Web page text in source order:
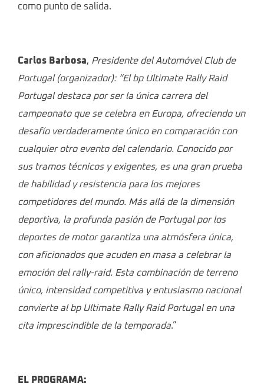
como punto de salida.
Carlos Barbosa, Presidente del Automóvel Club de
Portugal (organizador): “El bp Ultimate Rally Raid
Portugal destaca por ser la única carrera del
campeonato que se celebra en Europa, ofreciendo un
desafío verdaderamente único en comparación con
cualquier otro evento del calendario. Conocido por
sus tramos técnicos y exigentes, es una gran prueba
de habilidad y resistencia para los mejores
competidores del mundo. Más allá de la dimensión
deportiva, la profunda pasión de Portugal por los
deportes de motor garantiza una atmósfera única,
con aficionados que acuden en masa a celebrar la
emoción del rally-raid. Esta combinación de terreno
único, intensidad competitiva y entusiasmo nacional
convierte al bp Ultimate Rally Raid Portugal en una
cita imprescindible de la temporada.”
EL PROGRAMA: